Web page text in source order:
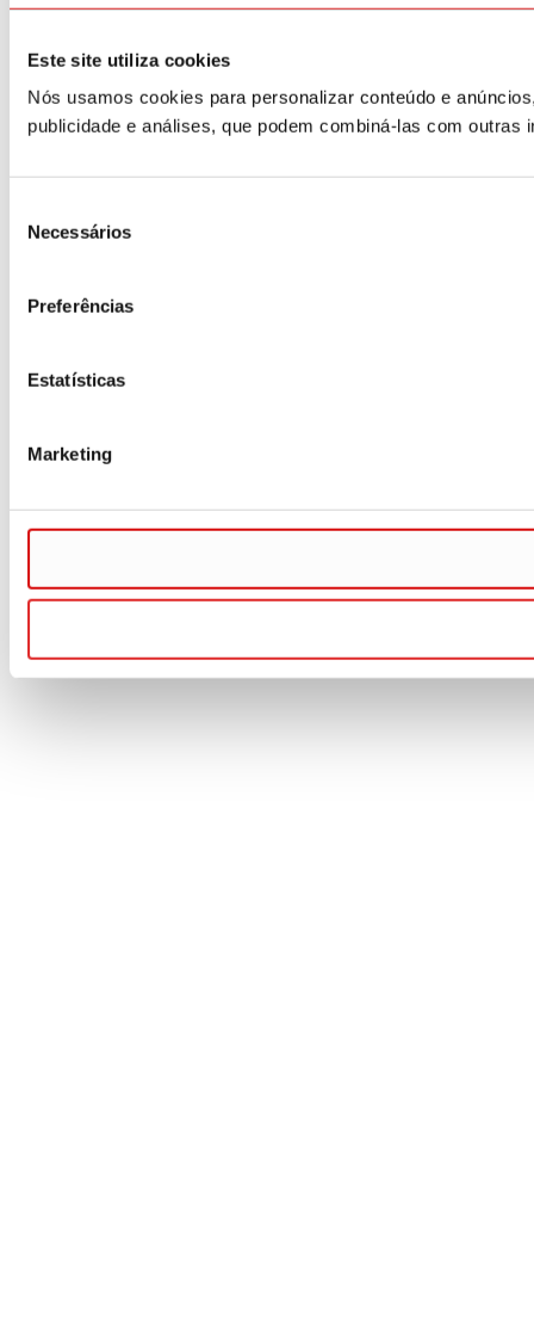
Este site utiliza cookies
Nós usamos cookies para personalizar conteúdo e
publicidade e análises, que podem combiná-las com
Necessários
Preferências
Estatísticas
Marketing